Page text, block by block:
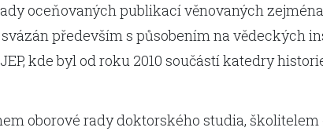
oceňovaných publikací věnovaných
především s působením na vědeckých
kde byl od roku 2010 součástí katedry
oborové rady doktorského studia,